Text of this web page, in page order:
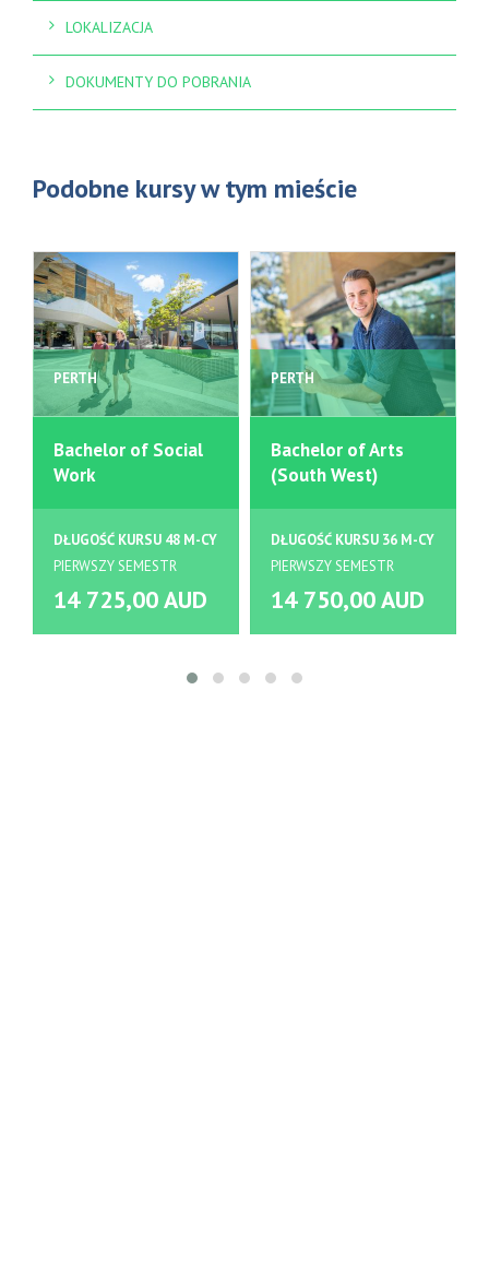
LOKALIZACJA
DOKUMENTY DO POBRANIA
Podobne kursy w tym mieście
PERTH
Bachelor of Social
Work
DŁUGOŚĆ KURSU 48 M-CY
PIERWSZY SEMESTR
14 725,00 AUD
PERTH
Bachelor of Arts
(South West)
DŁUGOŚĆ KURSU 36 M-CY
PIERWSZY SEMESTR
14 750,00 AUD